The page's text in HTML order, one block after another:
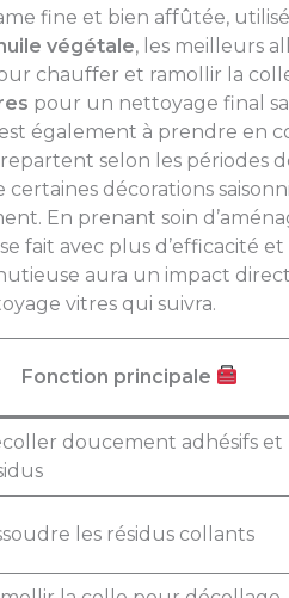
fine et bien affûtée,
végétale, les meilleurs
chauffer et ramollir la
pour un nettoyage final
également à prendre en
selon les périodes
certaines décorations
En prenant soin
fait avec plus d’efficacité
aura un impact
vitres qui suivra.
Fonction principale
doucement adhésifs et
les résidus collants